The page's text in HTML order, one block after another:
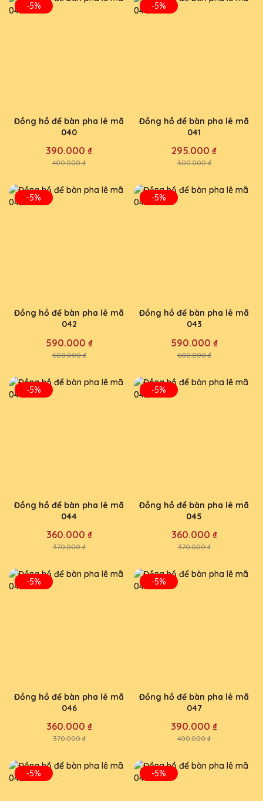
-5%
Đồng hồ để bàn pha lê mã
040
390.000 ₫
400.000 ₫
-5%
Đồng hồ để bàn pha lê mã
041
295.000 ₫
300.000 ₫
-5%
Đồng hồ để bàn pha lê mã
042
590.000 ₫
600.000 ₫
-5%
Đồng hồ để bàn pha lê mã
043
590.000 ₫
600.000 ₫
-5%
Đồng hồ để bàn pha lê mã
044
360.000 ₫
370.000 ₫
-5%
Đồng hồ để bàn pha lê mã
045
360.000 ₫
370.000 ₫
-5%
Đồng hồ để bàn pha lê mã
046
360.000 ₫
370.000 ₫
-5%
Đồng hồ để bàn pha lê mã
047
390.000 ₫
400.000 ₫
-5% -5%